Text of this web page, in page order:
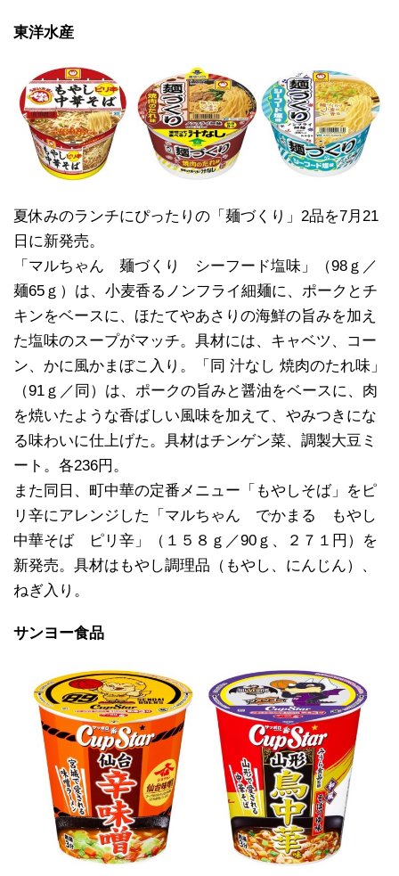
東洋水産
夏休みのランチにぴったりの「麺づくり」2品を7月21
日に新発売。
「マルちゃん 麺づくり シーフード塩味」（98ｇ／
麺65ｇ）は、小麦香るノンフライ細麺に、ポークとチ
キンをベースに、ほたてやあさりの海鮮の旨みを加え
た塩味のスープがマッチ。具材には、キャベツ、コー
ン、かに風かまぼこ入り。「同 汁なし 焼肉のたれ味」
（91ｇ／同）は、ポークの旨みと醤油をベースに、肉
を焼いたような香ばしい風味を加えて、やみつきにな
る味わいに仕上げた。具材はチンゲン菜、調製大豆ミ
ート。各236円。
また同日、町中華の定番メニュー「もやしそば」をピ
リ辛にアレンジした「マルちゃん でかまる もやし
中華そば ピリ辛」（１５８ｇ／90ｇ、２７１円）を
新発売。具材はもやし調理品（もやし、にんじん）、
ねぎ入り。
サンヨー食品